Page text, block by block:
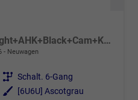
R-Line 115PS Navi+IQ.Light+AHK+Black+Cam+Keyless+GV5+Side+Climatronic
Neuwagen
Getriebe Schalt. 6-Gang
Außenfarbe
[6U6U] Ascotgrau